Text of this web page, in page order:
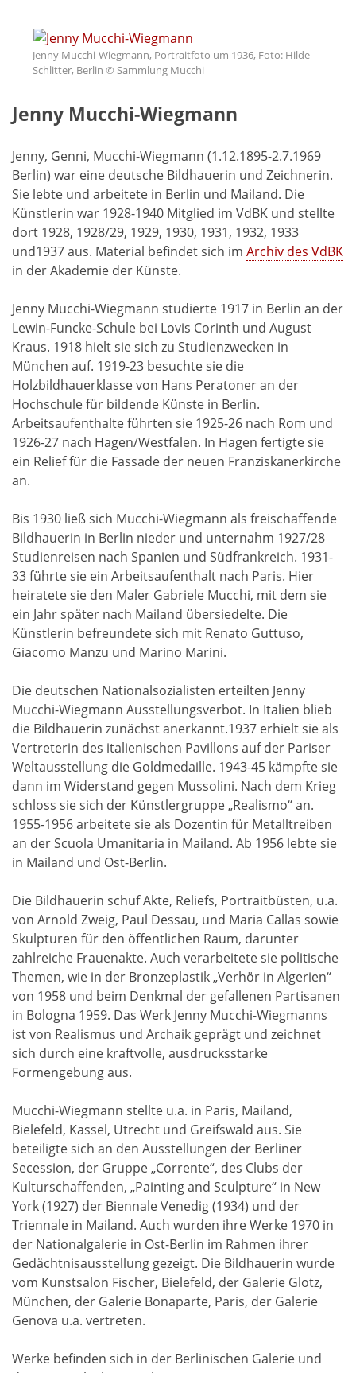
Jenny Mucchi-Wiegmann, Portraitfoto um 1936, Foto: Hilde
Schlitter, Berlin © Sammlung Mucchi
Jenny Mucchi-Wiegmann
Jenny, Genni, Mucchi-Wiegmann (1.12.1895-2.7.1969
Berlin) war eine deutsche Bildhauerin und Zeichnerin.
Sie lebte und arbeitete in Berlin und Mailand. Die
Künstlerin war 1928-1940 Mitglied im VdBK und stellte
dort 1928, 1928/29, 1929, 1930, 1931, 1932, 1933
und1937 aus. Material befindet sich im Archiv des VdBK
in der Akademie der Künste.
Jenny Mucchi-Wiegmann studierte 1917 in Berlin an der
Lewin-Funcke-Schule bei Lovis Corinth und August
Kraus. 1918 hielt sie sich zu Studienzwecken in
München auf. 1919-23 besuchte sie die
Holzbildhauerklasse von Hans Peratoner an der
Hochschule für bildende Künste in Berlin.
Arbeitsaufenthalte führten sie 1925-26 nach Rom und
1926-27 nach Hagen/Westfalen. In Hagen fertigte sie
ein Relief für die Fassade der neuen Franziskanerkirche
an.
Bis 1930 ließ sich Mucchi-Wiegmann als freischaffende
Bildhauerin in Berlin nieder und unternahm 1927/28
Studienreisen nach Spanien und Südfrankreich. 1931-
33 führte sie ein Arbeitsaufenthalt nach Paris. Hier
heiratete sie den Maler Gabriele Mucchi, mit dem sie
ein Jahr später nach Mailand übersiedelte. Die
Künstlerin befreundete sich mit Renato Guttuso,
Giacomo Manzu und Marino Marini.
Die deutschen Nationalsozialisten erteilten Jenny
Mucchi-Wiegmann Ausstellungsverbot. In Italien blieb
die Bildhauerin zunächst anerkannt.1937 erhielt sie als
Vertreterin des italienischen Pavillons auf der Pariser
Weltausstellung die Goldmedaille. 1943-45 kämpfte sie
dann im Widerstand gegen Mussolini. Nach dem Krieg
schloss sie sich der Künstlergruppe „Realismo“ an.
1955-1956 arbeitete sie als Dozentin für Metalltreiben
an der Scuola Umanitaria in Mailand. Ab 1956 lebte sie
in Mailand und Ost-Berlin.
Die Bildhauerin schuf Akte, Reliefs, Portraitbüsten, u.a.
von Arnold Zweig, Paul Dessau, und Maria Callas sowie
Skulpturen für den öffentlichen Raum, darunter
zahlreiche Frauenakte. Auch verarbeitete sie politische
Themen, wie in der Bronzeplastik „Verhör in Algerien“
von 1958 und beim Denkmal der gefallenen Partisanen
in Bologna 1959. Das Werk Jenny Mucchi-Wiegmanns
ist von Realismus und Archaik geprägt und zeichnet
sich durch eine kraftvolle, ausdrucksstarke
Formengebung aus.
Mucchi-Wiegmann stellte u.a. in Paris, Mailand,
Bielefeld, Kassel, Utrecht und Greifswald aus. Sie
beteiligte sich an den Ausstellungen der Berliner
Secession, der Gruppe „Corrente“, des Clubs der
Kulturschaffenden, „Painting and Sculpture“ in New
York (1927) der Biennale Venedig (1934) und der
Triennale in Mailand. Auch wurden ihre Werke 1970 in
der Nationalgalerie in Ost-Berlin im Rahmen ihrer
Gedächtnisausstellung gezeigt. Die Bildhauerin wurde
vom Kunstsalon Fischer, Bielefeld, der Galerie Glotz,
München, der Galerie Bonaparte, Paris, der Galerie
Genova u.a. vertreten.
Werke befinden sich in der Berlinischen Galerie und